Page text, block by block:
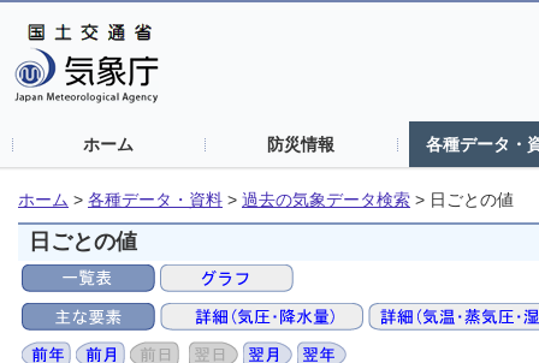
ホーム 防災情報 各種データ・
ホーム > 各種データ・資料 > 過去の気象データ検索 > 日ごとの値
日ごとの値